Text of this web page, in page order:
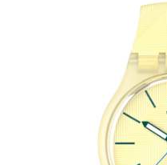
2.透過簡訊連結打開帳單後，可選
帳／街口支付／iPASS MONEY」
1.本服務係由「台灣大哥大股份有
用戶於交易時，得透過本服務購
買賣價金債權讓與本公司後，依約
2.基於同意付款使用「大哥付你分
資料（包含姓名、電話或地址）
由本公司與您本人進行分期帳單
3.完整用戶服務條款，請詳閱以下
１．於結帳方式選擇「AFTEE先
結帳頁面，進行簡訊認證並確認金
２．訂單成立數日內，您將收到繳
３．收到繳費通知簡訊後14天內
ATM／網路銀行／等多元方式進行
※ 請注意：結帳手續完成當下不
購買商品的店家。未經商家同意
後付繳納相關費用。
※ 交易是否成功請以「AFTEE先
是否繳費成功／繳費後需取消欲
https://
每筆NT$70，滿NT$899(含以
每筆NT$100，滿NT$1,000(
京站台北店客服中心(1F星巴
請自備購物袋，若需購買紙袋